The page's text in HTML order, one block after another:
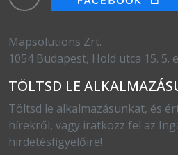
Mapsolutions Zrt.
1054 Budapest, Hold utca 15. 5.
TÖLTSD LE
Töltsd le alkalmazásunkat, és
hírekről, vagy iratkozz fel az
hirdetésfigyelőire!